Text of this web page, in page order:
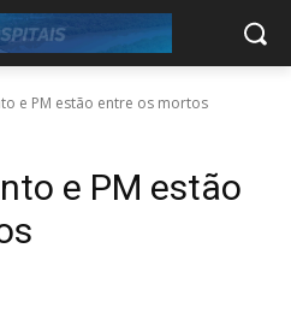
e PM estão entre os mortos
e PM estão